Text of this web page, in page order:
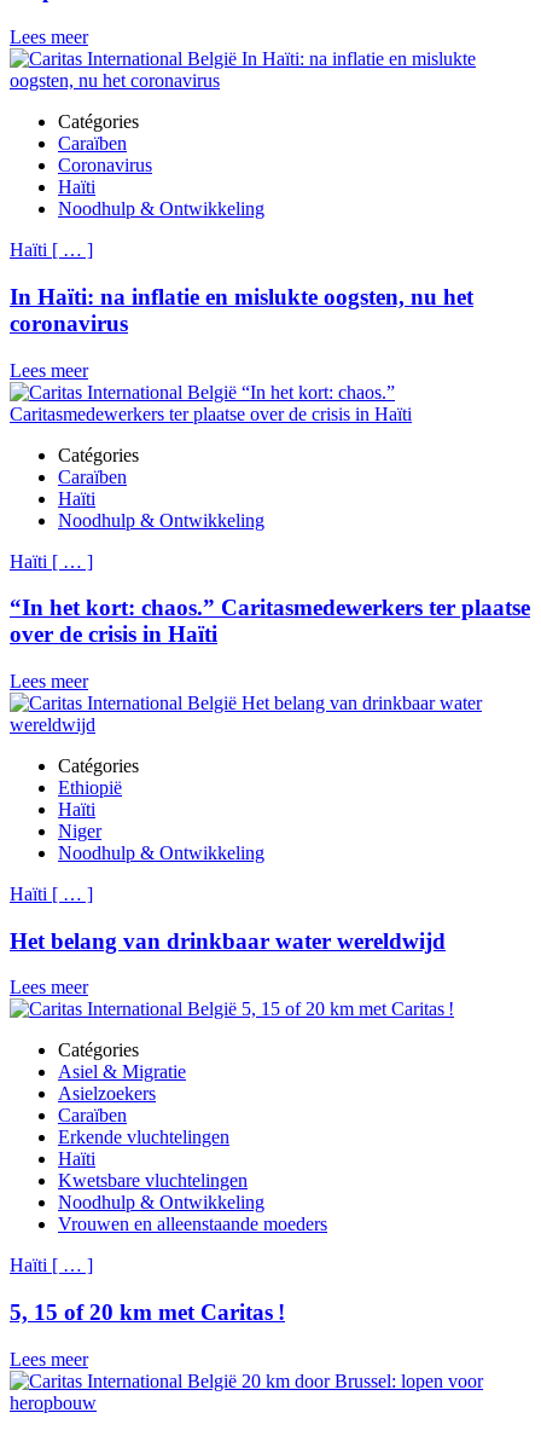
Lees meer
Catégories
Caraïben
Coronavirus
Haïti
Noodhulp & Ontwikkeling
Haïti [ … ]
In Haïti: na inflatie en mislukte oogsten, nu het
coronavirus
Lees meer
Catégories
Caraïben
Haïti
Noodhulp & Ontwikkeling
Haïti [ … ]
“In het kort: chaos.” Caritasmedewerkers ter plaatse
over de crisis in Haïti
Lees meer
Catégories
Ethiopië
Haïti
Niger
Noodhulp & Ontwikkeling
Haïti [ … ]
Het belang van drinkbaar water wereldwijd
Lees meer
Catégories
Asiel & Migratie
Asielzoekers
Caraïben
Erkende vluchtelingen
Haïti
Kwetsbare vluchtelingen
Noodhulp & Ontwikkeling
Vrouwen en alleenstaande moeders
Haïti [ … ]
5, 15 of 20 km met Caritas !
Lees meer